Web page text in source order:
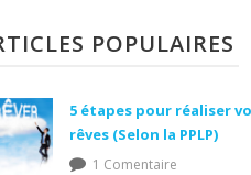
POPULAIRES
5 étapes pour réaliser
rêves (Selon la PPLP)
1 Comentaire